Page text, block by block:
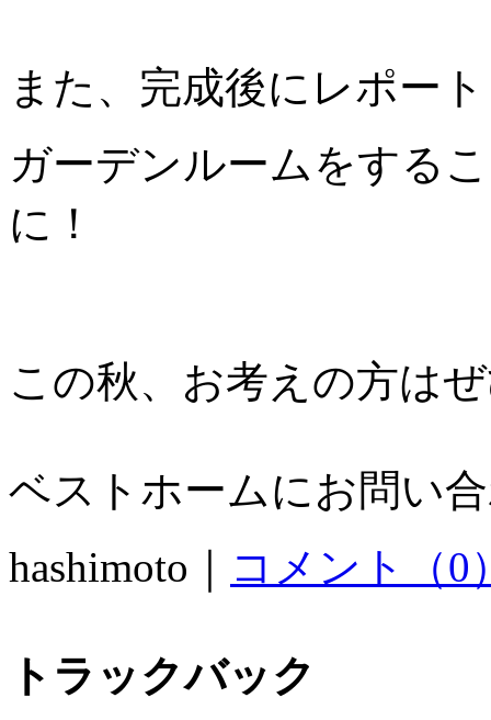
また、完成後にレポー
ガーデンルームをする
に！
この秋、お考えの方は
ベストホームにお問い
hashimoto｜
コメント（0
トラックバック